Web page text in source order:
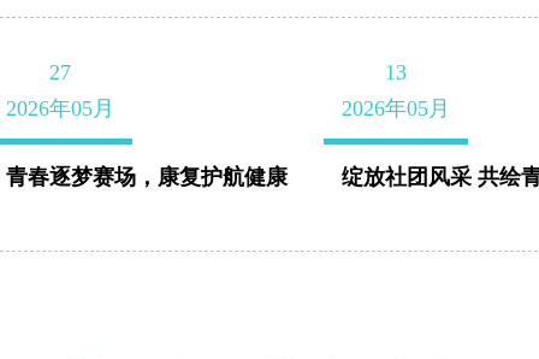
展、基层团学
建设。把理论
武装摆在首
位，组织团员
27
2026年05月
青春逐梦赛场，康复护航健康
13
2026年05月
绽放社团风采 共绘